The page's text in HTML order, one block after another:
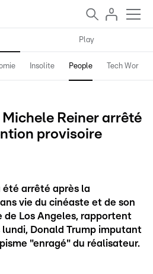
Play
Insolite People Tech World
Michele Reiner arrêté
provisoire
été arrêté après la
vie du cinéaste et de son
de Los Angeles, rapportent
Donald Trump imputant
"enragé" du réalisateur.